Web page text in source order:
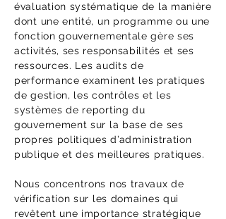
évaluation systématique de la manière
dont une entité, un programme ou une
fonction gouvernementale gère ses
activités, ses responsabilités et ses
ressources. Les audits de
performance examinent les pratiques
de gestion, les contrôles et les
systèmes de reporting du
gouvernement sur la base de ses
propres politiques d’administration
publique et des meilleures pratiques.
Nous concentrons nos travaux de
vérification sur les domaines qui
revêtent une importance stratégique